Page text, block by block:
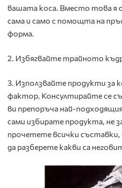
вашата коса. Вместо това я
сама и само с помощта на
форма.
2. Избягвайте трайното
3. Използвайте продукти за
фактор. Консултирайте се
ви препоръча най-
сами избирате продукта, не
прочетете всички
да разберете какви са